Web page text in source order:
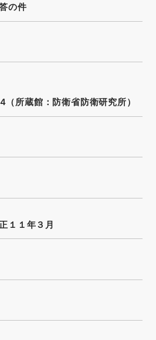
の件
所蔵館：防衛省防衛研究所）
１１年３月